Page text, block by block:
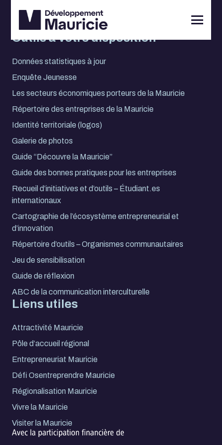
Outils à votre disposition
Données statistiques à jour
Enquête Jeunesse
Les secteurs économiques porteurs de la Mauricie
Répertoire des entreprises de la Mauricie
Identité territoriale (logos)
Galerie de photos
Guide “Découvre la Mauricie”
Guide des bonnes pratiques pour les entreprises
Recueil d’initiatives et d’outils – Étudiant.es
internationaux
Cartographie de l’écosystème entrepreneurial et
d’innovation
Répertoire d’outils – Organismes communautaires
Jeu de sensibilisation
Guide de réflexion
ABC de la communication interculturelle
Liens utiles
Attractivité Mauricie
Pôle d’accueil régional
Entrepreneuriat Mauricie
Défi Osentreprendre Mauricie
Régionalisation Mauricie
Vivre la Mauricie
Visiter la Mauricie